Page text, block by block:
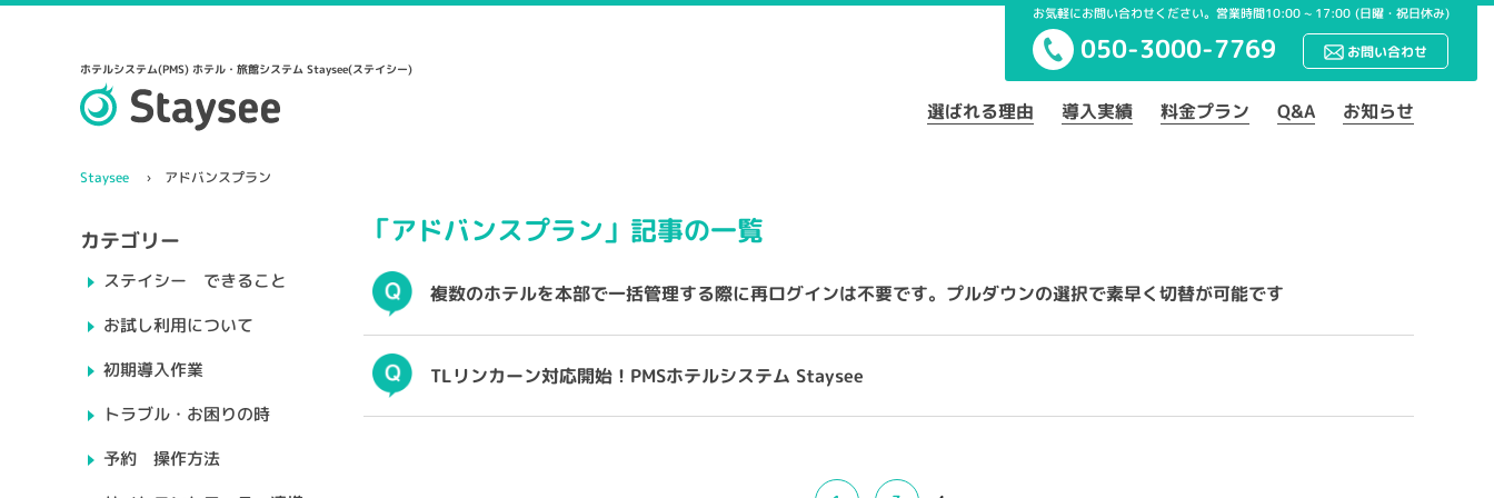
お気軽にお問い合わせください。営業時間10:00 ~ 17:00 (日曜・祝日休み)
050-3000-7769 お問い合わせ
ホテルシステム(PMS) ホテル・旅館システム Staysee(ステイシー)
選ばれる理由 導入実績 料金プラン Q&A お知らせ
Staysee アドバンスプラン
「アドバンスプラン」記事の一覧
複数のホテルを本部で一括管理する際に再ログインは不要です。プルダウンの選択で素早く切替が可能です
TLリンカーン対応開始！PMSホテルシステム Staysee
カテゴリー
ステイシー できること
お試し利用について
初期導入作業
トラブル・お困りの時
予約 操作方法